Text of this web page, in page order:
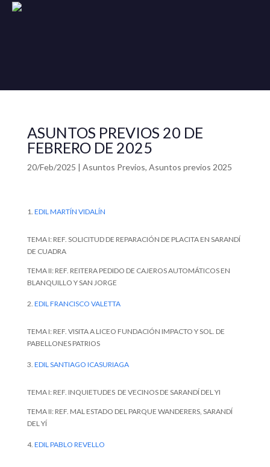
ASUNTOS PREVIOS 20 DE
FEBRERO DE 2025
20/Feb/2025 | Asuntos Previos, Asuntos previos 2025
EDIL MARTÍN VIDALÍN
TEMA I: REF. SOLICITUD DE REPARACIÓN DE PLACITA EN SARANDÍ
DE CUADRA
TEMA II: REF. REITERA PEDIDO DE CAJEROS AUTOMÁTICOS EN
BLANQUILLO Y SAN JORGE
EDIL FRANCISCO VALETTA
TEMA I: REF. VISITA A LICEO FUNDACIÓN IMPACTO Y SOL. DE
PABELLONES PATRIOS
EDIL SANTIAGO ICASURIAGA
TEMA I: REF. INQUIETUDES DE VECINOS DE SARANDÍ DEL YI
TEMA II: REF. MAL ESTADO DEL PARQUE WANDERERS, SARANDÍ
DEL YÍ
EDIL PABLO REVELLO